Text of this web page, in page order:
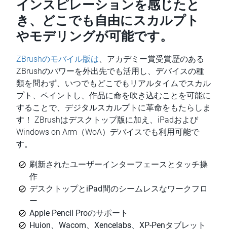
き、どこでも自由にスカルプト
やモデリングが可能です。
ZBrushのモバイル版は、アカデミー賞受賞歴のある
ZBrushのパワーを外出先でも活用し、デバイスの種
類を問わず、いつでもどこでもリアルタイムでスカル
プト、ペイントし、作品に命を吹き込むことを可能に
することで、デジタルスカルプトに革命をもたらしま
す！ ZBrushはデスクトップ版に加え、iPadおよび
Windows on Arm（WoA）デバイスでも利用可能で
す。
刷新されたユーザーインターフェースとタッチ操
作
デスクトップとiPad間のシームレスなワークフロ
ー
Apple Pencil Proのサポート
Huion、Wacom、Xencelabs、XP-Penタブレット